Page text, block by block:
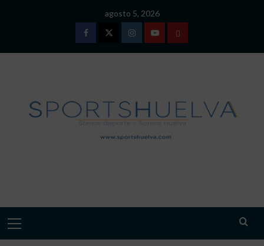
agosto 5, 2026
FacebookTwitterInstagramYoutubeTÉRMINOS
DE
USO
Menú